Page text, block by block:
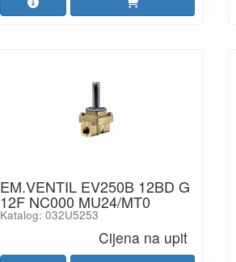
EM.VENTIL EV250B 12BD G
12F NC000 MU24/MT0
Katalog: 032U5253
Cijena na upit